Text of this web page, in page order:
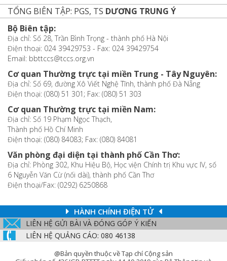
TỔNG BIÊN TẬP: PGS, TS DƯƠNG TRUNG Ý
Bộ Biên tập:
Địa chỉ: Số 28, Trần Bình Trọng - thành phố Hà Nội
Điện thoại: 024 39429753 - Fax: 024 39429754
Email: bbttccs@tccs.org.vn
Cơ quan Thường trực tại miền Trung - Tây Nguyên:
Địa chỉ: Số 69, đường Xô Viết Nghệ Tĩnh, thành phố Đà Nẵng
Điện thoại: (080) 51 301; Fax: (080) 51 303
Cơ quan Thường trực tại miền Nam:
Địa chỉ: Số 19 Phạm Ngọc Thạch,
Thành phố Hồ Chí Minh
Điện thoại: (080) 84083; Fax: (080) 84081
Văn phòng đại diện tại thành phố Cần Thơ:
Địa chỉ: Phòng 302, Khu Hiệu Bộ, Học viện Chính trị Khu vực IV, số
6 Nguyễn Văn Cừ (nối dài), thành phố Cần Thơ
Điện thoại/Fax: (0292) 6250868
HÀNH CHÍNH ĐIỆN TỬ
LIÊN HỆ GỬI BÀI VÀ ĐÓNG GÓP Ý KIẾN
LIÊN HỆ QUẢNG CÁO: 080 46138
@Bản quyền thuộc về Tạp chí Cộng sản